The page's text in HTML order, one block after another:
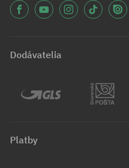
Dodávatelia
Platby